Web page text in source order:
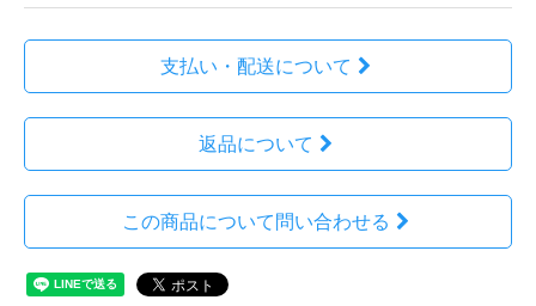
支払い・配送について
返品について
この商品について問い合わせる